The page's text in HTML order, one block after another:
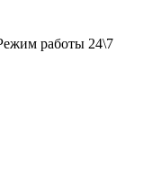
работы 24\7